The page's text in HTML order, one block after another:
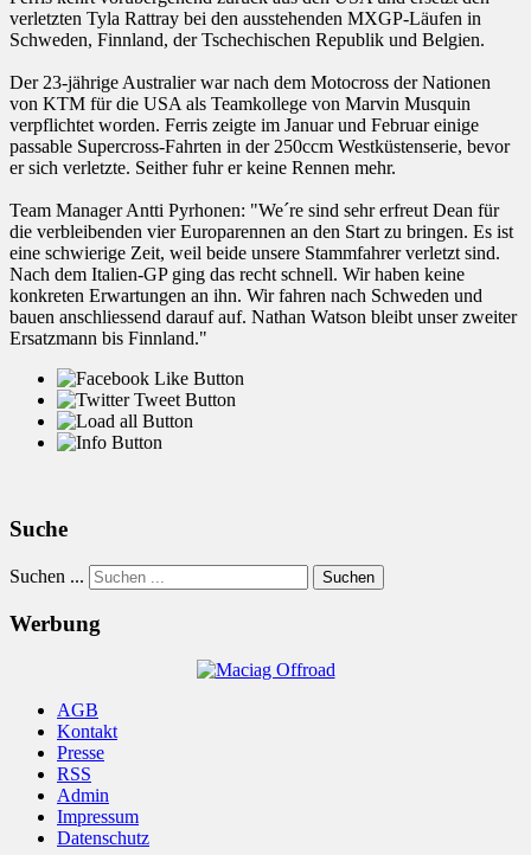
verletzten Tyla Rattray bei den ausstehenden MXGP-Läufen in
Schweden, Finnland, der Tschechischen Republik und Belgien.
Der 23-jährige Australier war nach dem Motocross der Nationen
von KTM für die USA als Teamkollege von Marvin Musquin
verpflichtet worden. Ferris zeigte im Januar und Februar einige
passable Supercross-Fahrten in der 250ccm Westküstenserie, bevor
er sich verletzte. Seither fuhr er keine Rennen mehr.
Team Manager Antti Pyrhonen: "We´re sind sehr erfreut Dean für
die verbleibenden vier Europarennen an den Start zu bringen. Es ist
eine schwierige Zeit, weil beide unsere Stammfahrer verletzt sind.
Nach dem Italien-GP ging das recht schnell. Wir haben keine
konkreten Erwartungen an ihn. Wir fahren nach Schweden und
bauen anschliessend darauf auf. Nathan Watson bleibt unser zweiter
Ersatzmann bis Finnland."
Suche
Suchen ... Suchen
Werbung
AGB
Kontakt
Presse
RSS
Admin
Impressum
Datenschutz